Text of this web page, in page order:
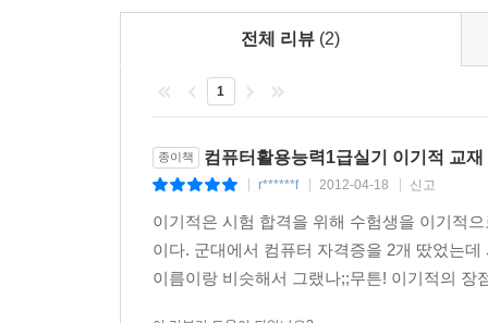
Chapter 01 최신 기출문제 정답 및 해설
Section 01 최신 기출문제 1회
Section 02 최신 기출문제 2회
Section 03 최신 기출문제 3회
Section 05 최신 기출문제 5회
Section 06 최신 기출문제 6회
Section 07 최신 기출문제 7회
Section 08 최신 기출문제 8회
Section 09 최신 기출문제 9회
전체 리뷰 (2)
1
종이책 컴퓨터활용능력1급실기 이기적 교재
r******f 2012-04-18 신고
이기적은 시험 합격을 위해 수험생을 이기적
이다. 군대에서 컴퓨터 자격증을 2개 땄었는
이름이랑 비슷해서 그랬나;;무튼! 이기적의